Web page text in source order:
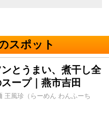
スポット
ンとうまい、煮干し全
スープ｜燕市吉田
王風珍（らーめん わんふーち